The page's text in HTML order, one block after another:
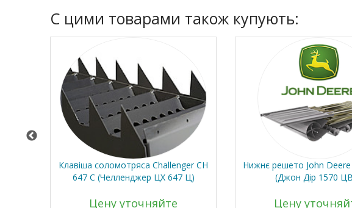
C цими товарами також купують:
Клавіша соломотряса Challenger CH
647 C (Челленджер ЦХ 647 Ц)
Цену уточняйте
Нижнє решето John Deere
(Джон Дір 1570
Цену